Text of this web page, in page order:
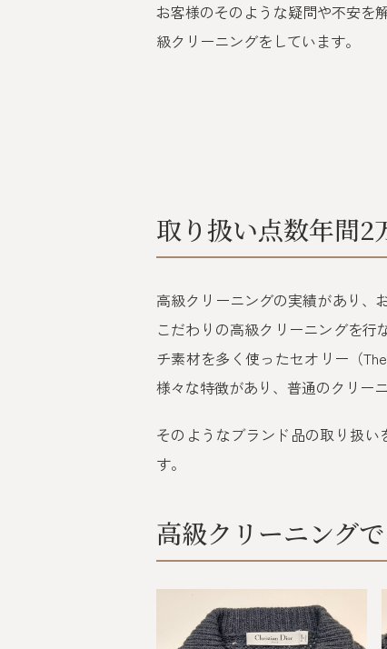
お客様のそのような疑問や不安を
級クリーニングをしています。
取り扱い点数年間2
高級クリーニングの実績があり、
こだわりの高級クリーニングを行
チ素材を多く使ったセオリー（
様々な特徴があり、普通のクリー
そのようなブランド品の取り扱
す。
高級クリーニング